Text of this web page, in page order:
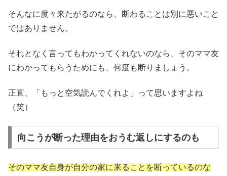
そんなに度々来たがるのなら、断わることは別に悪いこと
ではありません。
それとなく言ってもわかってくれないのなら、そのママ友
にわかってもらうためにも、何度も断りましょう。
正直、「もっと空気読んでくれよ」って思いますよね
（笑）
向こうが断った理由をおうむ返しにするのも
そのママ友自身が自分の家に来ることを断っているのな